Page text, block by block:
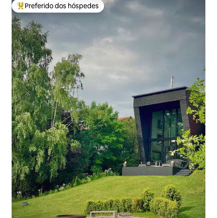
Entre os melhores preferidos dos hóspedes
Preferido dos hóspedes